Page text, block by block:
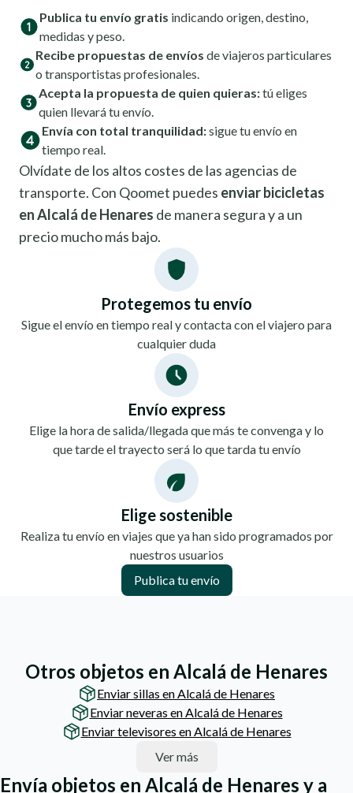
Publica tu envío gratis indicando origen, destino,
medidas y peso.
Recibe propuestas de envíos de viajeros particulares
o transportistas profesionales.
Acepta la propuesta de quien quieras:tú eliges
quien llevará tu envío.
Envía con total tranquilidad:sigue tu envío en
tiempo real.
Olvídate de los altos costes de las agencias de
transporte. Con Qoomet puedes enviar bicicletas
en Alcalá de Henares de manera segura y a un
precio mucho más bajo.
Protegemos tu envío
Sigue el envío en tiempo real y contacta con el viajero para
cualquier duda
Envío express
Elige la hora de salida/llegada que más te convenga y lo
que tarde el trayecto será lo que tarda tu envío
Elige sostenible
Realiza tu envío en viajes que ya han sido programados por
nuestros usuarios
Publica tu envío
Otros objetos en Alcalá de Henares
Enviar sillas en Alcalá de Henares
Enviar neveras en Alcalá de Henares
Enviar televisores en Alcalá de Henares
Ver más
Envía objetos en Alcalá de Henares y a